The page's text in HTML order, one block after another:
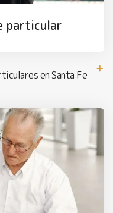
particular
en Santa Fe